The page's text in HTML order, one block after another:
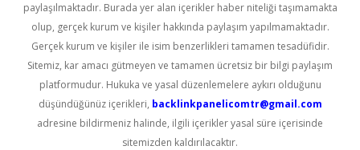
paylaşılmaktadır. Burada yer alan içerikler haber niteliği taşımamakta
olup, gerçek kurum ve kişiler hakkında paylaşım yapılmamaktadır.
Gerçek kurum ve kişiler ile isim benzerlikleri tamamen tesadüfidir.
Sitemiz, kar amacı gütmeyen ve tamamen ücretsiz bir bilgi paylaşım
platformudur. Hukuka ve yasal düzenlemelere aykırı olduğunu
düşündüğünüz içerikleri, backlinkpanelicomtr@gmail.com
adresine bildirmeniz halinde, ilgili içerikler yasal süre içerisinde
sitemizden kaldırılacaktır.